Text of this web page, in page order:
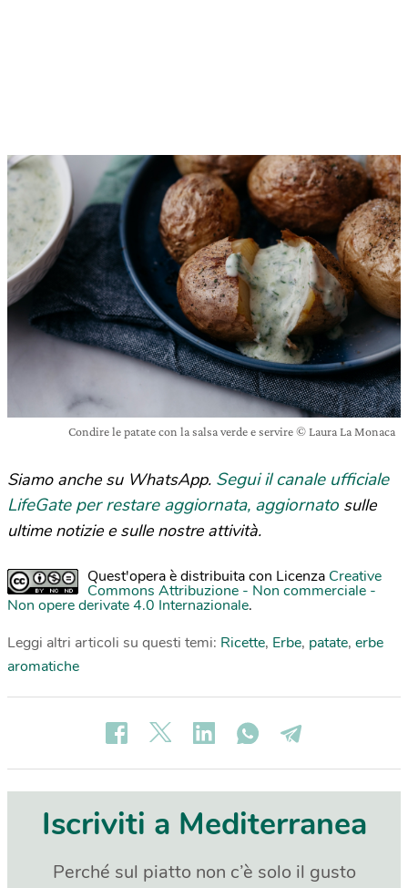
Condire le patate con la salsa verde e servire © Laura La Monaca
Siamo anche su WhatsApp. Segui il canale ufficiale
LifeGate per restare aggiornata, aggiornato sulle
ultime notizie e sulle nostre attività.
Quest'opera è distribuita con Licenza Creative
Commons Attribuzione - Non commerciale -
Non opere derivate 4.0 Internazionale.
Leggi altri articoli su questi temi: Ricette, Erbe, patate, erbe
aromatiche
Iscriviti a Mediterranea
Perché sul piatto non c’è solo il gusto